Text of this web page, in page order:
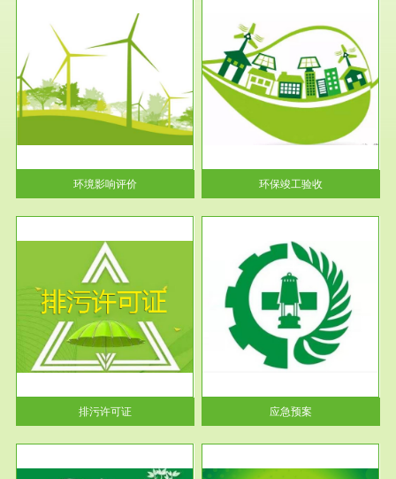
环境影响评价
服务范围
环保竣工验收
根据《建设项目环境保护管理条
例》第十七条 编制环境影响报
告书、...
环保竣工验收
排污许可证
服务范围
应急预案
根据《中华人民共和国环境保护
法》第十九条 企业事业单位应
当按照...
应急预案